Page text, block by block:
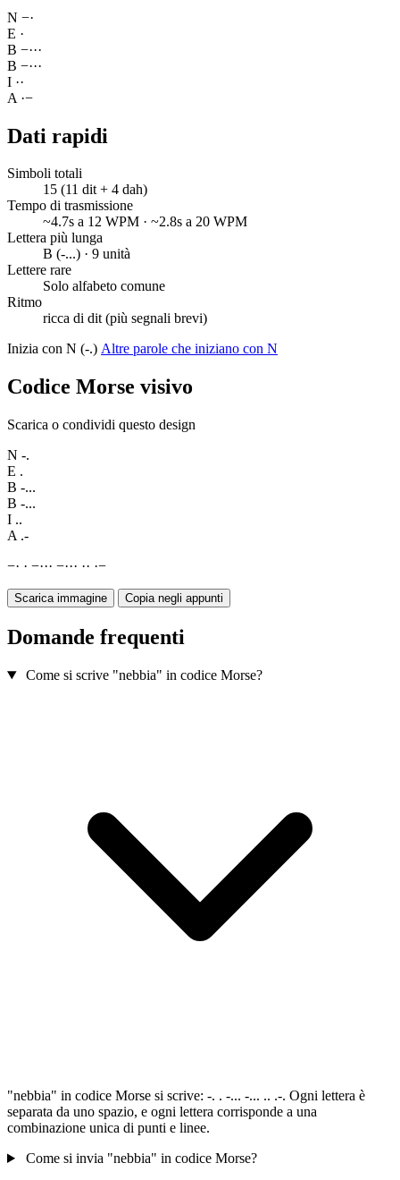
N −·
E ·
B −···
B −···
I ··
A ·−
Dati rapidi
Simboli totali
15 (11 dit + 4 dah)
Tempo di trasmissione
~4.7s a 12 WPM · ~2.8s a 20 WPM
Lettera più lunga
B (-...) · 9 unità
Lettere rare
Solo alfabeto comune
Ritmo
ricca di dit (più segnali brevi)
Inizia con N (-.) Altre parole che iniziano con N
Codice Morse visivo
Scarica o condividi questo design
N -.
E .
B -...
B -...
I ..
A .-
−· · −··· −··· ·· ·−
Scarica immagine Copia negli appunti
Domande frequenti
Come si scrive "nebbia" in codice Morse?
"nebbia" in codice Morse si scrive: -. . -... -... .. .-. Ogni lettera è
separata da uno spazio, e ogni lettera corrisponde a una
combinazione unica di punti e linee.
Come si invia "nebbia" in codice Morse?